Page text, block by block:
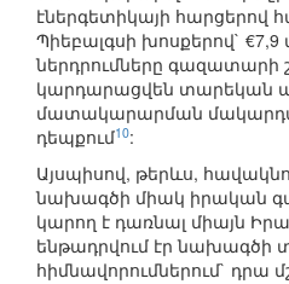
էներգետիկայի
Պիեբալգսի խոսքերով` €7,9
ներդրումները գազատարի
կարդարացվեն տարեկան
մատակարարման
դեպքում10:
Այսպիսով, թերևս,
նախագծի միակ իրական
կարող է դառնալ միայն
ենթադրվում էր
հիմնավորումներում` դրա